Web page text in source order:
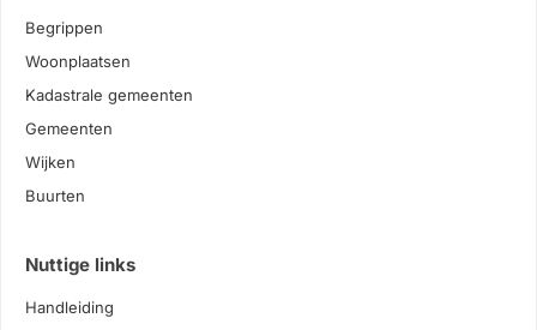
Begrippen
Woonplaatsen
Kadastrale gemeenten
Gemeenten
Wijken
Buurten
Nuttige links
Handleiding